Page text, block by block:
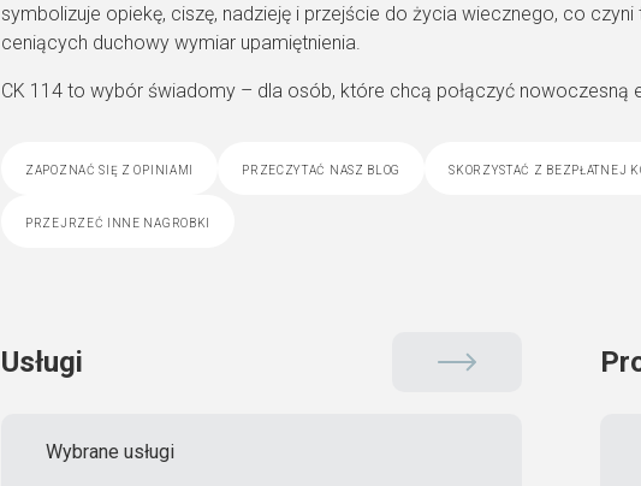
symbolizuje opiekę, ciszę, nadzieję i przejście do życia wiecznego, co
ceniących duchowy wymiar upamiętnienia.
CK 114 to wybór świadomy – dla osób, które chcą połączyć nowoczesną
zapoznać się z opiniami przeczytać nasz blog skorzystać z bezpłatnej
przejrzeć inne nagrobki
Usługi
Wybrane usługi